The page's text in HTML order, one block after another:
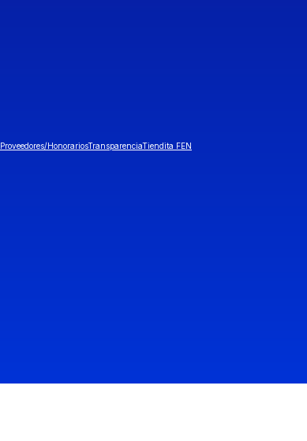
Proveedores/HonorariosTransparenciaTiendita FEN